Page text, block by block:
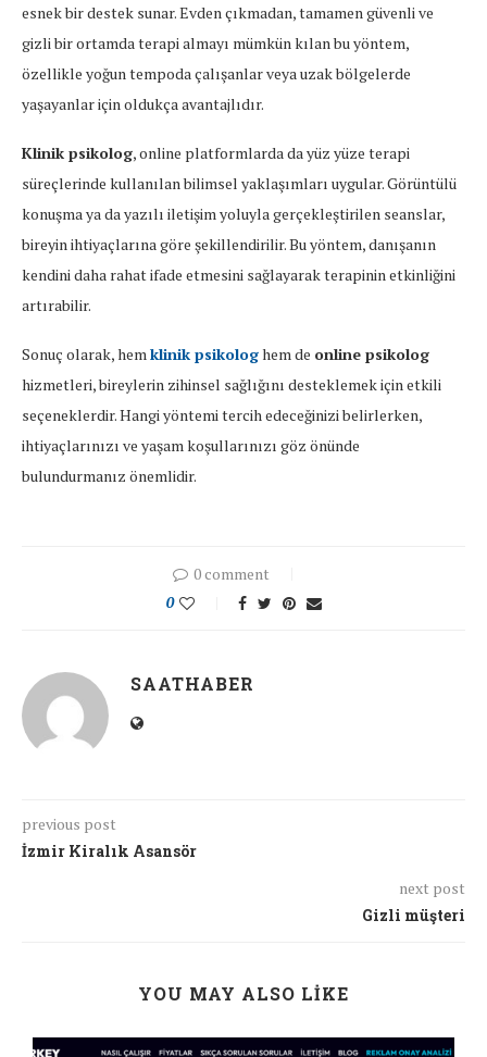
esnek bir destek sunar. Evden çıkmadan, tamamen güvenli ve
gizli bir ortamda terapi almayı mümkün kılan bu yöntem,
özellikle yoğun tempoda çalışanlar veya uzak bölgelerde
yaşayanlar için oldukça avantajlıdır.
Klinik psikolog, online platformlarda da yüz yüze terapi
süreçlerinde kullanılan bilimsel yaklaşımları uygular. Görüntülü
konuşma ya da yazılı iletişim yoluyla gerçekleştirilen seanslar,
bireyin ihtiyaçlarına göre şekillendirilir. Bu yöntem, danışanın
kendini daha rahat ifade etmesini sağlayarak terapinin etkinliğini
artırabilir.
Sonuç olarak, hemklinik psikologhem de online psikolog
hizmetleri, bireylerin zihinsel sağlığını desteklemek için etkili
seçeneklerdir. Hangi yöntemi tercih edeceğinizi belirlerken,
ihtiyaçlarınızı ve yaşam koşullarınızı göz önünde
bulundurmanız önemlidir.
0 comment
0
SAATHABER
previous post
İzmir Kiralık Asansör
next post
Gizli müşteri
YOU MAY ALSO LIKE